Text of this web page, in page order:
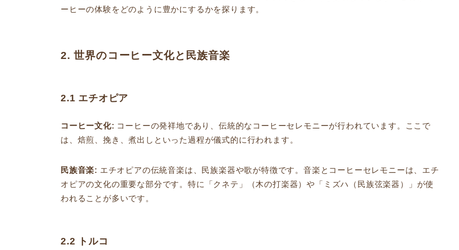
ーヒーの体験をどのように豊かにするかを探ります。
2. 世界のコーヒー文化と民族音楽
2.1 エチオピア
コーヒー文化: コーヒーの発祥地であり、伝統的なコーヒーセレモニーが行われています。ここで
は、焙煎、挽き、煮出しといった過程が儀式的に行われます。
民族音楽: エチオピアの伝統音楽は、民族楽器や歌が特徴です。音楽とコーヒーセレモニーは、エチ
オピアの文化の重要な部分です。特に「クネテ」（木の打楽器）や「ミズハ（民族弦楽器）」が使
われることが多いです。
2.2 トルコ